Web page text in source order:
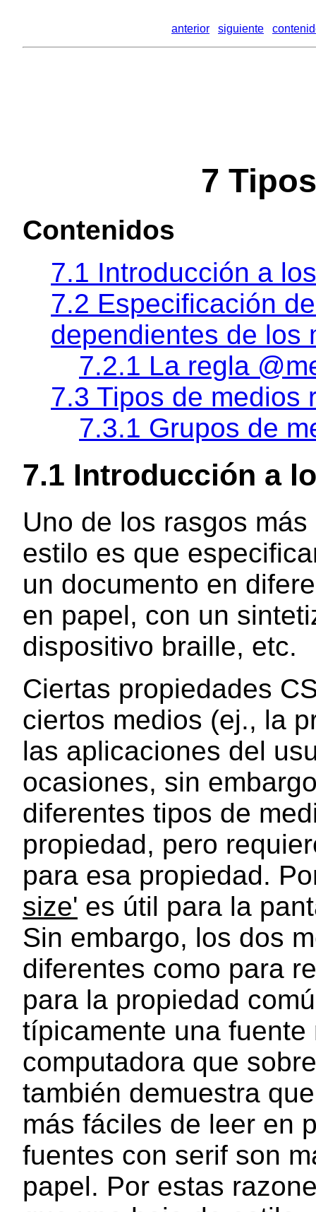
anterior siguiente
7
Contenidos
7.1 Introducción a
7.2 Especificación
dependientes de los
7.2.1 La regla
7.3 Tipos de medios
7.3.1 Grupos de
7.1 Introducción a
Uno de los rasgos
estilo es que
un documento en
en papel, con un
dispositivo braille, etc.
Ciertas propiedades
ciertos medios (ej., la
las aplicaciones del
ocasiones, sin
diferentes tipos de
propiedad, pero
para esa propiedad.
size' es útil para la
Sin embargo, los dos
diferentes como para
para la propiedad
típicamente una
computadora que
también demuestra
más fáciles de leer en
fuentes con serif son
papel. Por estas